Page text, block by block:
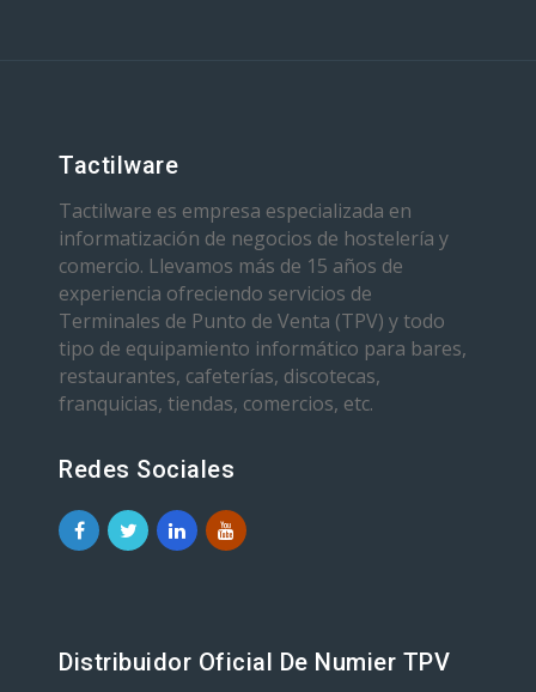
Tactilware
Tactilware es empresa especializada en
informatización de negocios de hostelería y
comercio. Llevamos más de 15 años de
experiencia ofreciendo servicios de
Terminales de Punto de Venta (TPV) y todo
tipo de equipamiento informático para bares,
restaurantes, cafeterías, discotecas,
franquicias, tiendas, comercios, etc.
Redes Sociales
Distribuidor Oficial De Numier TPV